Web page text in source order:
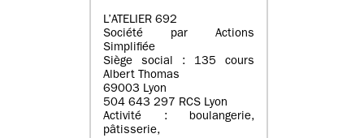
L’ATELIER 692
Société par Actions
Simplifiée
Siège social : 135 cours
Albert Thomas
69003 Lyon
504 643 297 RCS Lyon
Activité : boulangerie,
pâtisserie,